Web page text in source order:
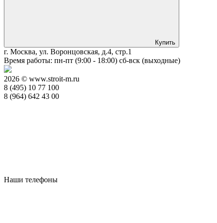
Купить
г. Москва, ул. Воронцовская, д.4, стр.1
Время работы: пн-пт (9:00 - 18:00) сб-вск (выходные)
2026 © www.stroit-m.ru
8 (495) 10 77 100
8 (964) 642 43 00
Наши телефоны